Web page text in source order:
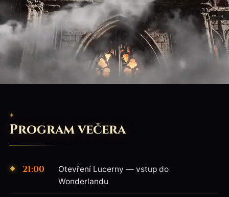
Program večera
21:00
Otevření Lucerny — vstup do
Wonderlandu